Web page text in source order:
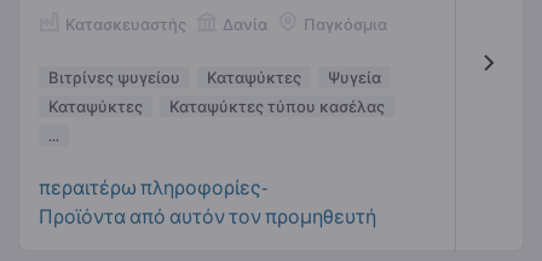
Κατασκευαστής Δανία Παγκόσμια
Βιτρίνες ψυγείου Καταψύκτες
Ψυγεία
Καταψύκτες
Καταψύκτες τύπου κασέλας
...
περαιτέρω πληροφορίες-
Προϊόντα από αυτόν τον προμηθευτή